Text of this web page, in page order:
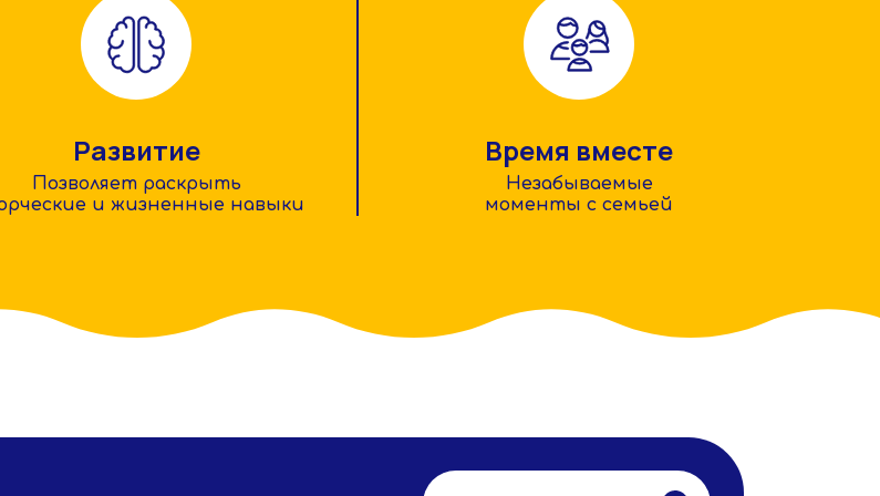
Развитие
Позволяет раскрыть
и жизненные навыки
Время вместе
Незабываемые
моменты с семьей